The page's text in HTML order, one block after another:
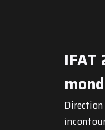
Direction